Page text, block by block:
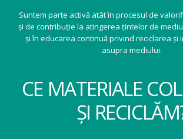
Suntem parte activă atât în procesul de
și de contribuție la atingerea țintelor de
și în educarea continuă privind reciclarea și
asupra mediului.
CE MATERIALE
ȘI